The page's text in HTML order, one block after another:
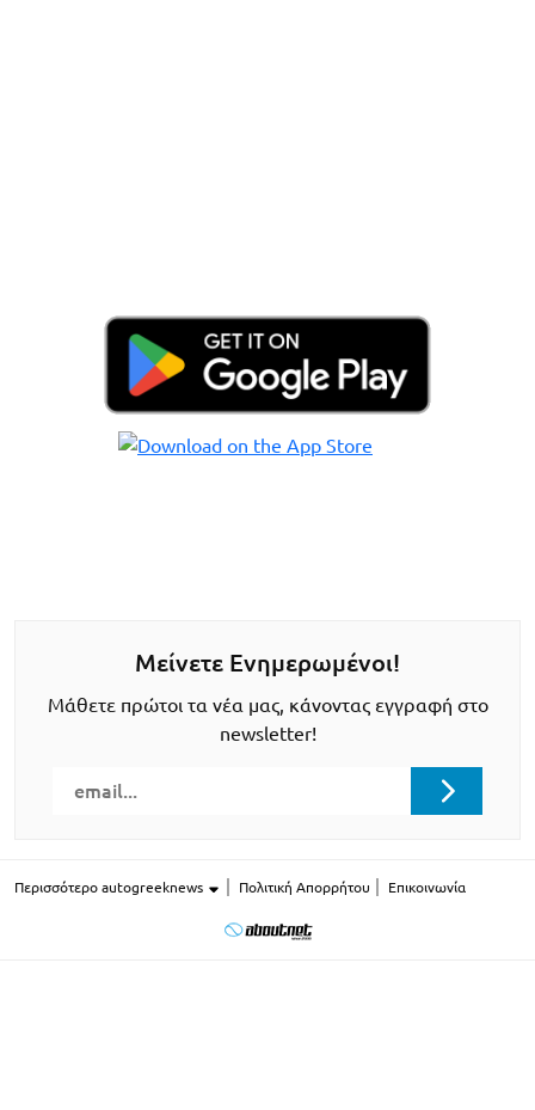
Μείνετε Ενημερωμένοι!
Μάθετε πρώτοι τα νέα μας, κάνοντας εγγραφή στο
newsletter!
Περισσότερο autogreeknews Πολιτική Απορρήτου Επικοινωνία